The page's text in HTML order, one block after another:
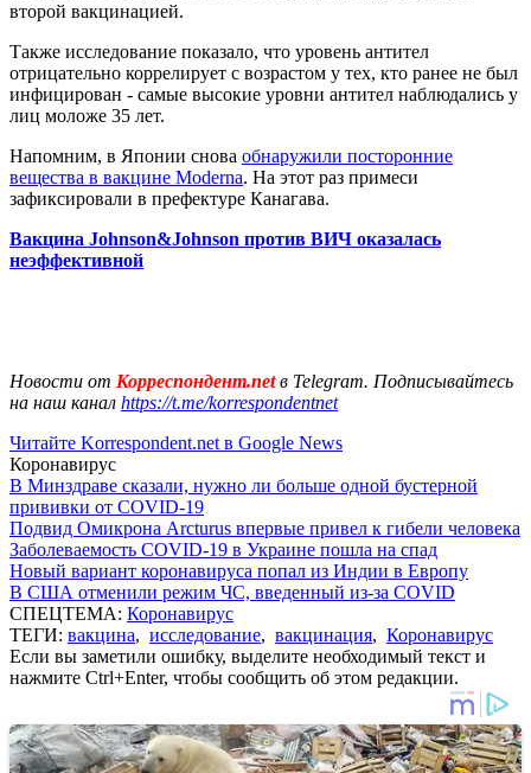
второй вакцинацией.
Также исследование показало, что уровень антител
отрицательно коррелирует с возрастом у тех, кто ранее не был
инфицирован - самые высокие уровни антител наблюдались у
лиц моложе 35 лет.
Напомним, в Японии снова обнаружили посторонние
вещества в вакцине Moderna. На этот раз примеси
зафиксировали в префектуре Канагава.
Вакцина Johnson&Johnson против ВИЧ оказалась
неэффективной
Новости от Корреспондент.netв Telegram. Подписывайтесь
на наш канал https://t.me/korrespondentnet
Читайте Korrespondent.net в Google News
Коронавирус
В Минздраве сказали, нужно ли больше одной бустерной
прививки от COVID-19
Подвид Омикрона Arcturus впервые привел к гибели человека
Заболеваемость COVID-19 в Украине пошла на спад
Новый вариант коронавируса попал из Индии в Европу
В США отменили режим ЧС, введенный из-за COVID
СПЕЦТЕМА: Коронавирус
ТЕГИ: вакцина, исследование, вакцинация, Коронавирус
Если вы заметили ошибку, выделите необходимый текст и
нажмите Ctrl+Enter, чтобы сообщить об этом редакции.